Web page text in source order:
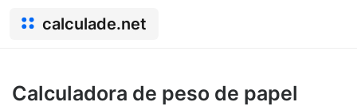
calculade.net
Calculadora de peso de papel